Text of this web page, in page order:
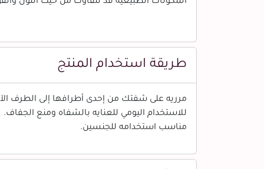
طريقة استخدام المنتج
مرريه على شفتك من إحدى أطرافها إلى الطرف
للاستخدام اليومي للعنايه بالشفاه ومنع الجفاف.
مناسب استخدامه للجنسين.